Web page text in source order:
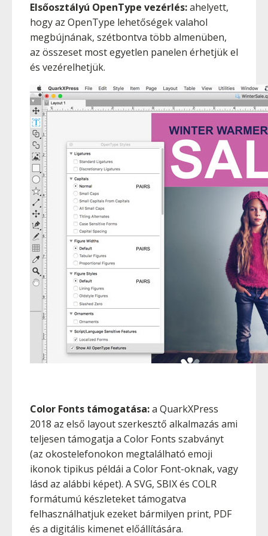
Elsőosztályú OpenType vezérlés:ahelyett,
hogy az OpenType lehetőségek valahol
megbújnának, szétbontva több almenüben,
az összeset most egyetlen panelen érhetjük el
és vezérelhetjük.
Color Fonts támogatása:a QuarkXPress
2018 az első layout szerkesztő alkalmazás ami
teljesen támogatja a Color Fonts szabványt
(az okostelefonokon megtalálható emoji
ikonok tipikus példái a Color Font-oknak, vagy
lásd az alábbi képet). A SVG, SBIX és COLR
formátumú készleteket támogatva
felhasználhatjuk ezeket bármilyen print, PDF
és a digitális kimenet előállítására.